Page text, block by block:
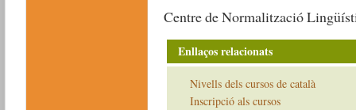
Centre de Normalització
Enllaços relacionats
Nivells dels cursos de català
Inscripció als cursos